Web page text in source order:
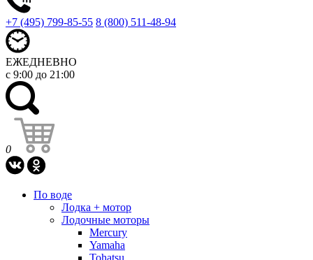
+7 (495) 799-85-55 8 (800) 511-48-94
ЕЖЕДНЕВНО
с 9:00 до 21:00
0
По воде
Лодка + мотор
Лодочные моторы
Mercury
Yamaha
Tohatsu